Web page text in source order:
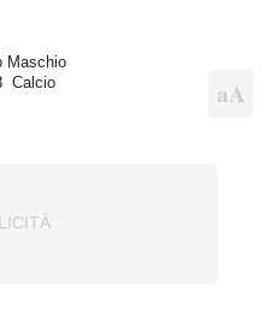
Maschio
Calcio